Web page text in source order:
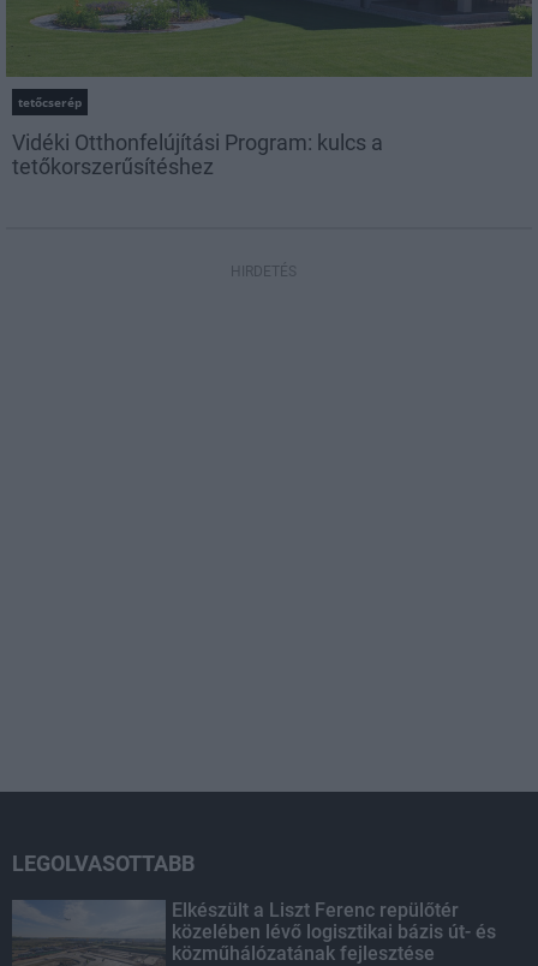
tetőcserép
Vidéki Otthonfelújítási Program: kulcs a
tetőkorszerűsítéshez
HIRDETÉS
LEGOLVASOTTABB
Elkészült a Liszt Ferenc repülőtér
közelében lévő logisztikai bázis út- és
közműhálózatának fejlesztése